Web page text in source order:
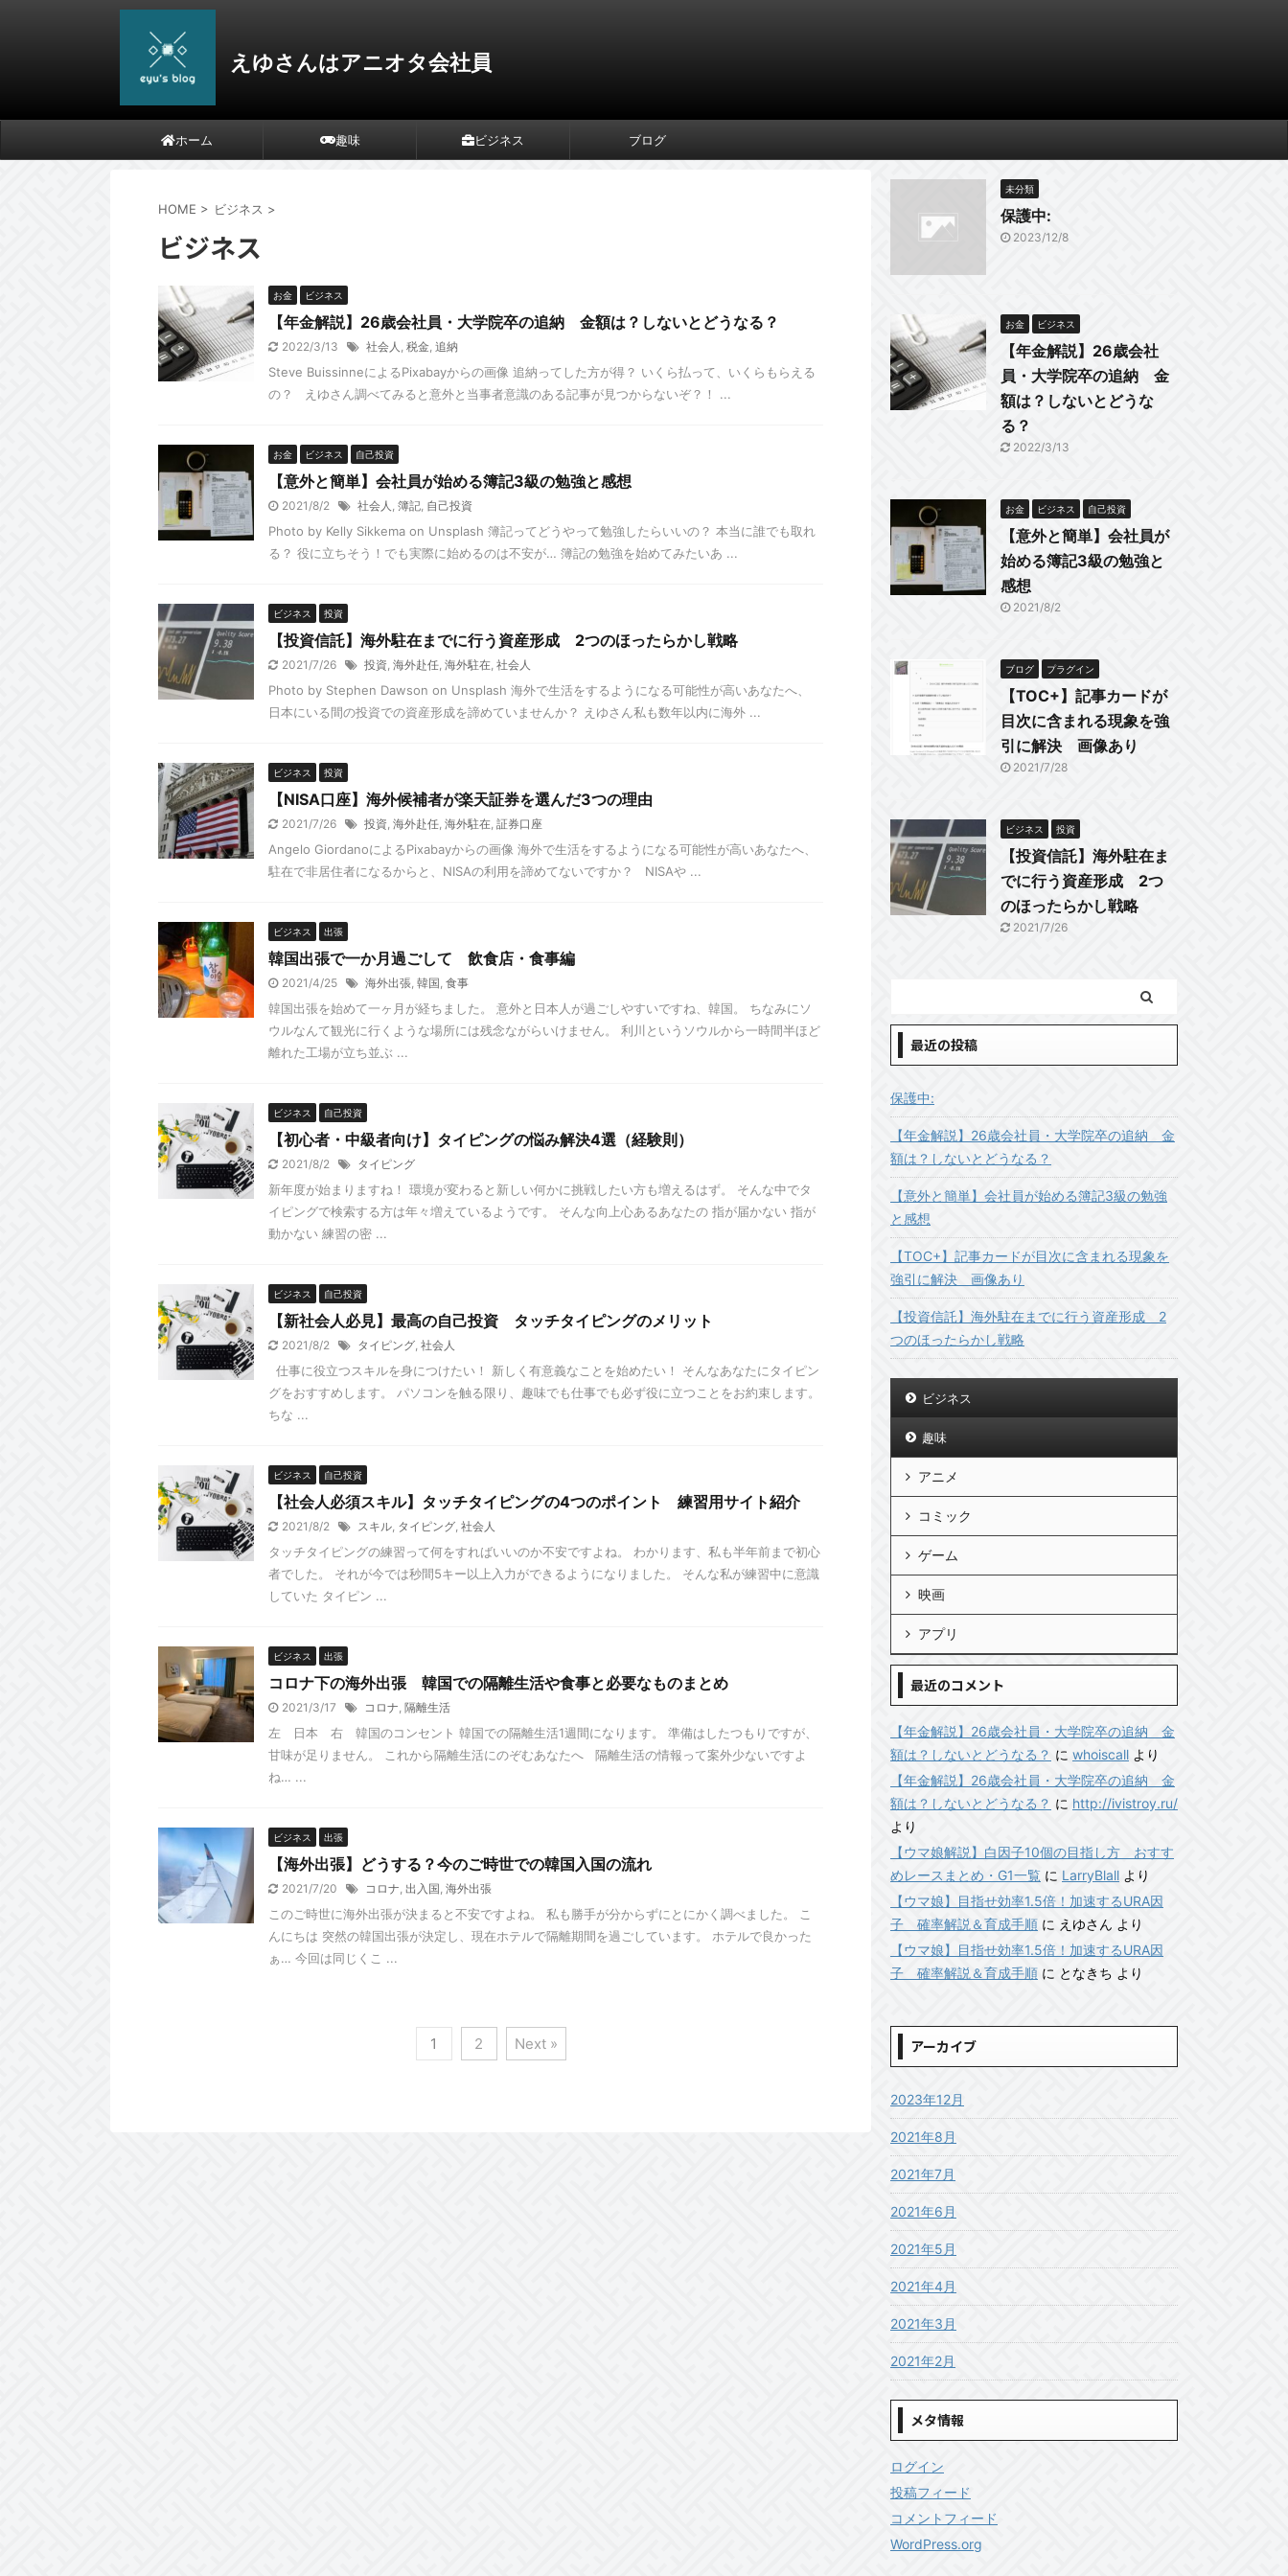
えゆさんはアニオタ会社員
ホーム 趣味 ビジネス ブログ
HOME > ビジネス >
ビジネス
お金 ビジネス
【年金解説】26歳会社員・大学院卒の追納 金額は？しないとどうなる？
2022/3/13 社会人 , 税金, 追納
Steve BuissinneによるPixabayからの画像 追納ってした方が得？ いくら払って、いくらもらえる
の？ えゆさん調べてみると意外と当事者意識のある記事が見つからないぞ？！ ...
お金 ビジネス 自己投資
【意外と簡単】会社員が始める簿記3級の勉強と感想
2021/8/2 社会人 , 簿記, 自己投資
Photo by Kelly Sikkema on Unsplash 簿記ってどうやって勉強したらいいの？ 本当に誰でも取れ
る？ 役に立ちそう！でも実際に始めるのは不安が… 簿記の勉強を始めてみたいあ ...
ビジネス 投資
【投資信託】海外駐在までに行う資産形成 2つのほったらかし戦略
2021/7/26 投資, 海外赴任, 海外駐在, 社会人
Photo by Stephen Dawson on Unsplash 海外で生活をするようになる可能性が高いあなたへ、
日本にいる間の投資での資産形成を諦めていませんか？ えゆさん私も数年以内に海外 ...
ビジネス 投資
【NISA口座】海外候補者が楽天証券を選んだ3つの理由
2021/7/26 投資, 海外赴任, 海外駐在, 証券口座
Angelo GiordanoによるPixabayからの画像 海外で生活をするようになる可能性が高いあなたへ、
駐在で非居住者になるからと、NISAの利用を諦めてないですか？ NISAや ...
ビジネス 出張
韓国出張で一か月過ごして 飲食店・食事編
2021/4/25 海外出張, 韓国, 食事
韓国出張を始めて一ヶ月が経ちました。 意外と日本人が過ごしやすいですね、韓国。 ちなみにソ
ウルなんて観光に行くような場所には残念ながらいけません。 利川というソウルから一時間半ほど
離れた工場が立ち並ぶ ...
ビジネス 自己投資
【初心者・中級者向け】タイピングの悩み解決4選（経験則）
2021/8/2 タイピング
新年度が始まりますね！ 環境が変わると新しい何かに挑戦したい方も増えるはず。 そんな中でタ
イピングで検索する方は年々増えているようです。 そんな向上心あるあなたの 指が届かない 指が
動かない 練習の密 ...
ビジネス 自己投資
【新社会人必見】最高の自己投資 タッチタイピングのメリット
2021/8/2 タイピング, 社会人
仕事に役立つスキルを身につけたい！ 新しく有意義なことを始めたい！ そんなあなたにタイピン
グをおすすめします。 パソコンを触る限り、趣味でも仕事でも必ず役に立つことをお約束します。
ちな ...
ビジネス 自己投資
【社会人必須スキル】タッチタイピングの4つのポイント 練習用サイト紹介
2021/8/2 スキル, タイピング, 社会人
タッチタイピングの練習って何をすればいいのか不安ですよね。 わかります、私も半年前まで初心
者でした。 それが今では秒間5キー以上入力ができるようになりました。 そんな私が練習中に意識
していた タイピン ...
ビジネス 出張
コロナ下の海外出張 韓国での隔離生活や食事と必要なものまとめ
2021/3/17 コロナ, 隔離生活
左 日本 右 韓国のコンセント 韓国での隔離生活1週間になります。 準備はしたつもりですが、
甘味が足りません。 これから隔離生活にのぞむあなたへ 隔離生活の情報って案外少ないですよ
ね… ...
ビジネス 出張
【海外出張】どうする？今のご時世での韓国入国の流れ
2021/7/20 コロナ, 出入国, 海外出張
このご時世に海外出張が決まると不安ですよね。 私も勝手が分からずにとにかく調べました。 こ
んにちは 突然の韓国出張が決定し、現在ホテルで隔離期間を過ごしています。 ホテルで良かった
ぁ… 今回は同じくこ ...
1 2 Next »
未分類
保護中:
2023/12/8
お金 ビジネス
【年金解説】26歳会社
員・大学院卒の追納 金
額は？しないとどうな
る？
2022/3/13
お金 ビジネス 自己投資
【意外と簡単】会社員が
始める簿記3級の勉強と
感想
2021/8/2
ブログ プラグイン
【TOC+】記事カードが
目次に含まれる現象を強
引に解決 画像あり
2021/7/28
ビジネス 投資
【投資信託】海外駐在ま
でに行う資産形成 2つ
のほったらかし戦略
2021/7/26
最近の投稿
保護中:
【年金解説】26歳会社員・大学院卒の追納 金
額は？しないとどうなる？
【意外と簡単】会社員が始める簿記3級の勉強
と感想
【TOC+】記事カードが目次に含まれる現象を
強引に解決 画像あり
【投資信託】海外駐在までに行う資産形成 2
つのほったらかし戦略
ビジネス
趣味
アニメ
コミック
ゲーム
映画
アプリ
最近のコメント
【年金解説】26歳会社員・大学院卒の追納 金
額は？しないとどうなる？ に whoiscall より
【年金解説】26歳会社員・大学院卒の追納 金
額は？しないとどうなる？ に http://ivistroy.ru/
より
【ウマ娘解説】白因子10個の目指し方 おすす
めレースまとめ・G1一覧 に LarryBlall より
【ウマ娘】目指せ効率1.5倍！加速するURA因
子 確率解説＆育成手順 に えゆさん より
【ウマ娘】目指せ効率1.5倍！加速するURA因
子 確率解説＆育成手順 に となきち より
アーカイブ
2023年12月
2021年8月
2021年7月
2021年6月
2021年5月
2021年4月
2021年3月
2021年2月
メタ情報
ログイン
投稿フィード
コメントフィード
WordPress.org